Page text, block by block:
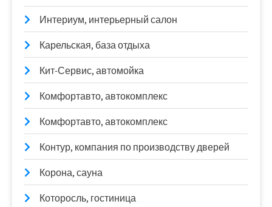
Интериум, интерьерный салон
Карельская, база отдыха
Кит-Сервис, автомойка
Комфортавто, автокомплекс
Комфортавто, автокомплекс
Контур, компания по производству дверей
Корона, сауна
Которосль, гостиница